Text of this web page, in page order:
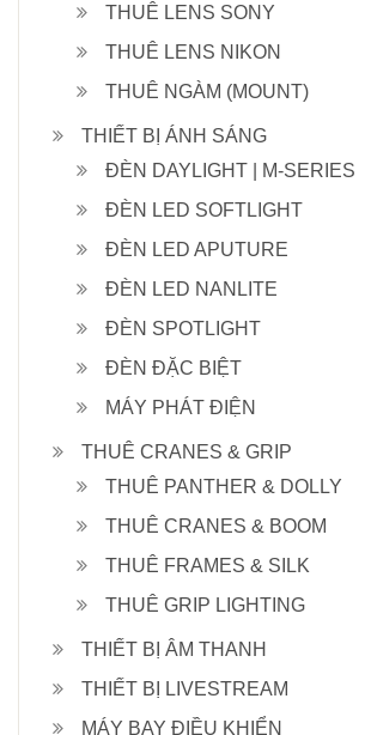
THUÊ LENS SONY
THUÊ LENS NIKON
THUÊ NGÀM (MOUNT)
THIẾT BỊ ÁNH SÁNG
ĐÈN DAYLIGHT | M-SERIES
ĐÈN LED SOFTLIGHT
ĐÈN LED APUTURE
ĐÈN LED NANLITE
ĐÈN SPOTLIGHT
ĐÈN ĐẶC BIỆT
MÁY PHÁT ĐIỆN
THUÊ CRANES & GRIP
THUÊ PANTHER & DOLLY
THUÊ CRANES & BOOM
THUÊ FRAMES & SILK
THUÊ GRIP LIGHTING
THIẾT BỊ ÂM THANH
THIẾT BỊ LIVESTREAM
MÁY BAY ĐIỀU KHIỂN